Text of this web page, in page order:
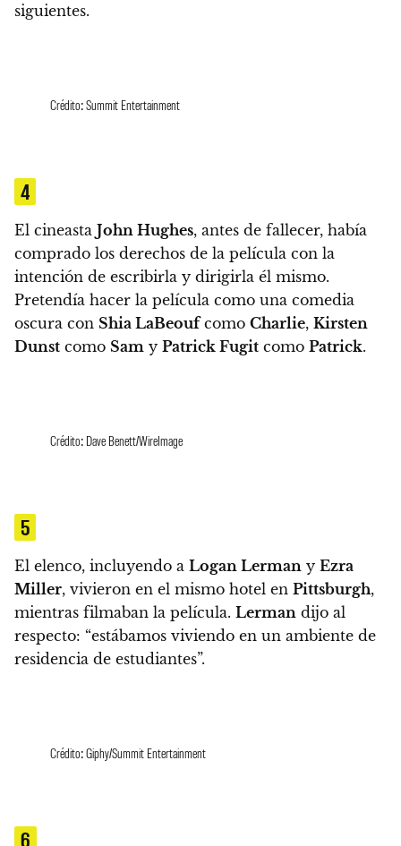
siguientes.
Crédito: Summit Entertainment
4
El cineasta John Hughes, antes de fallecer, había
comprado los derechos de la película con la
intención de escribirla y dirigirla él mismo.
Pretendía hacer la película como una comedia
oscura con Shia LaBeoufcomo Charlie, Kirsten
Dunst como Sam y Patrick Fugit como Patrick.
Crédito: Dave Benett/WireImage
5
El elenco, incluyendo a Logan Lerman y Ezra
Miller, vivieron en el mismo hotel en Pittsburgh,
mientras filmaban la película. Lerman dijo al
respecto: “estábamos viviendo en un ambiente de
residencia de estudiantes”.
Crédito: Giphy/Summit Entertainment
6